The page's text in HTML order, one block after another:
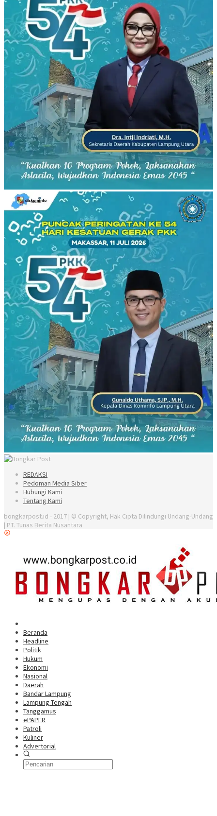
REDAKSI
Pedoman Media Siber
Hubungi Kami
Tentang Kami
bongkarpost.id - 2017 | © Copyright, Hak Cipta Dilindungi Undang-Undang
| PT. Tunas Berita Nusantara
Beranda
Headline
Politik
Hukum
Ekonomi
Nasional
Daerah
Bandar Lampung
Lampung Tengah
Tanggamus
ePAPER
Patroli
Kuliner
Advertorial